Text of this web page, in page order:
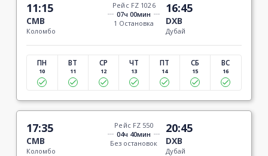
11:15
CMB
Коломбо
Рейс FZ 1026
07ч 00мин
1 Остановка
16:45
DXB
Дубай
ПН
10
ВТ
11
СР
12
ЧТ
13
ПТ
14
СБ
15
ВС
16
17:35
CMB
Коломбо
Рейс FZ 550
04ч 40мин
Без остановок
20:45
DXB
Дубай